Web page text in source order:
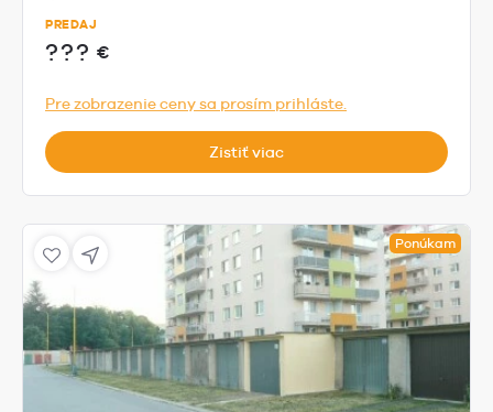
PREDAJ
??? €
Pre zobrazenie ceny sa prosím prihláste.
Zistiť viac
Ponúkam